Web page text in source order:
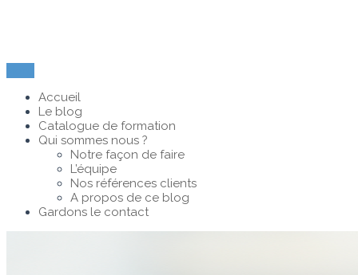
Accueil
Le blog
Catalogue de formation
Qui sommes nous ?
Notre façon de faire
L’équipe
Nos références clients
A propos de ce blog
Gardons le contact